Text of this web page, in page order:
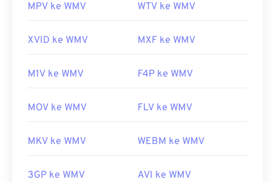
Tautan yang berguna:
MPV ke WMV WTV ke WMV
XVID ke WMV MXF ke WMV
M1V ke WMV F4P ke WMV
MOV ke WMV FLV ke WMV
MKV ke WMV WEBM ke WMV
3GP ke WMV AVI ke WMV